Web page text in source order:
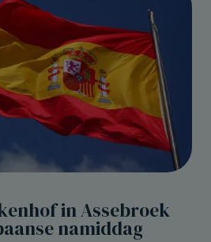
in Assebroek
namiddag